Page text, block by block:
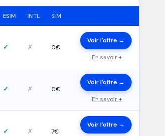
ESIM INTL SIM
✓ ✗ 0€
Voir l'offre →
En savoir +
✓ ✗ 0€
Voir l'offre →
En savoir +
✓ ✗ 7€
Voir l'offre →